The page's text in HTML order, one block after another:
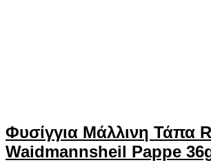
Φυσίγγια Μάλλινη Τάπα
Waidmannsheil Pappe